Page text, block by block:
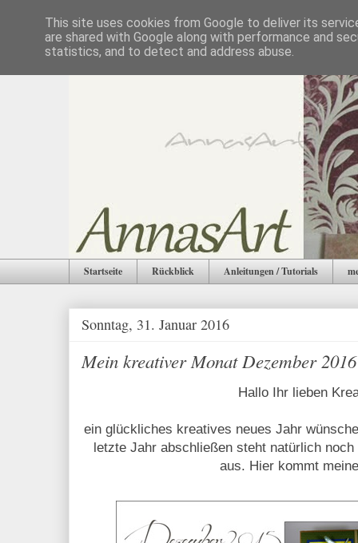
Startseite Rückblick Anleitungen / Tutorials
Sonntag, 31. Januar 2016
Mein kreativer Monat Dezember 2016
Hallo Ihr lieben
ein glückliches kreatives neues Jahr
letzte Jahr abschließen steht natürlich
aus. Hier kommt
This site uses cookies from Google to deliver its
are shared with Google along with performance and
statistics, and to detect and address abuse.